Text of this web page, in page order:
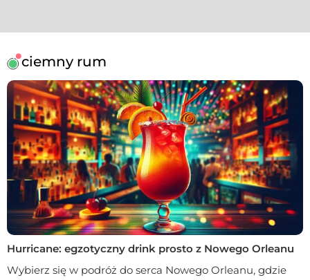
ciemny rum
Hurricane: egzotyczny drink prosto z Nowego Orleanu
Wybierz się w podróż do serca Nowego Orleanu, gdzie